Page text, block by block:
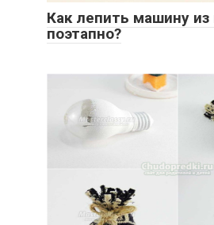
Как лепить машину из
поэтапно?